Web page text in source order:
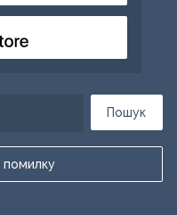
Пошук
помилку